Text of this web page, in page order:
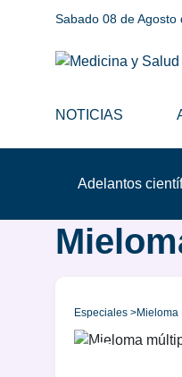
Sabado 08 de Agosto
NOTICIAS
Adelantos
Especiales >Mieloma